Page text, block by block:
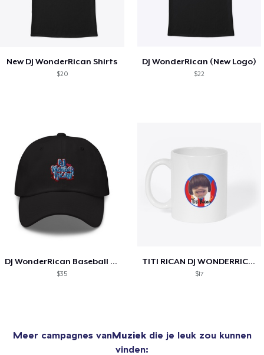
New DJ WonderRican Shirts
$20
DJ WonderRican (New Logo)
$22
DJ WonderRican Baseball Cap
$35
TITI RICAN DJ WONDERRICAN COFFEE MUG
$17
Meer campagnes vanMuziekdie je leuk zou kunnen
vinden: